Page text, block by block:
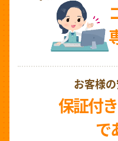
お客様
保証付
で